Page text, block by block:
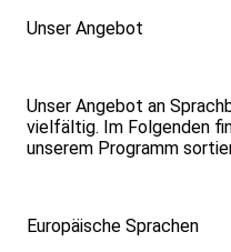
Unser Angebot
Unser Angebot an
vielfältig. Im Folgenden
unserem Programm
Europäische Sprachen